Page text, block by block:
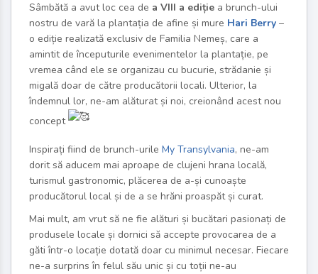
Sâmbătă a avut loc cea de a VIII a ediție a brunch-ului
nostru de vară la plantația de afine și mure Hari Berry –
o ediție realizată exclusiv de Familia Nemeș, care a
amintit de începuturile evenimentelor la plantație, pe
vremea când ele se organizau cu bucurie, strădanie și
migală doar de către producătorii locali. Ulterior, la
îndemnul lor, ne-am alăturat și noi, creionând acest nou
concept
Inspirați fiind de brunch-urile My Transylvania, ne-am
dorit să aducem mai aproape de clujeni hrana locală,
turismul gastronomic, plăcerea de a-și cunoaște
producătorul local și de a se hrăni proaspăt și curat.
Mai mult, am vrut să ne fie alături și bucătari pasionați de
produsele locale și dornici să accepte provocarea de a
găti într-o locație dotată doar cu minimul necesar. Fiecare
ne-a surprins în felul său unic și cu toții ne-au